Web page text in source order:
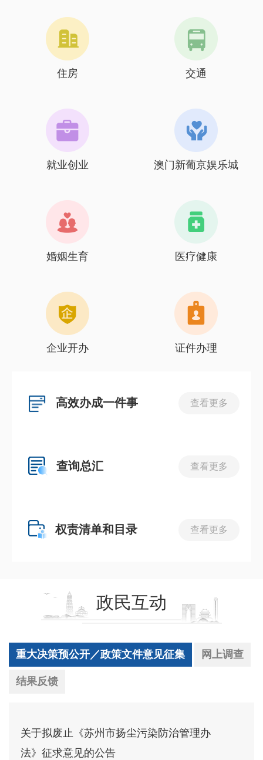
住房 交通
就业创业 澳门新葡京娱乐城
婚姻生育 医疗健康
企业开办 证件办理
高效办成一件事 查看更多
查询总汇 查看更多
权责清单和目录 查看更多
政民互动
重大决策预公开／政策文件意见征集 网上调查
结果反馈
关于拟废止《苏州市扬尘污染防治管理办
法》征求意见的公告